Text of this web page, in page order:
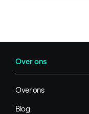
Over ons
Over ons
Blog